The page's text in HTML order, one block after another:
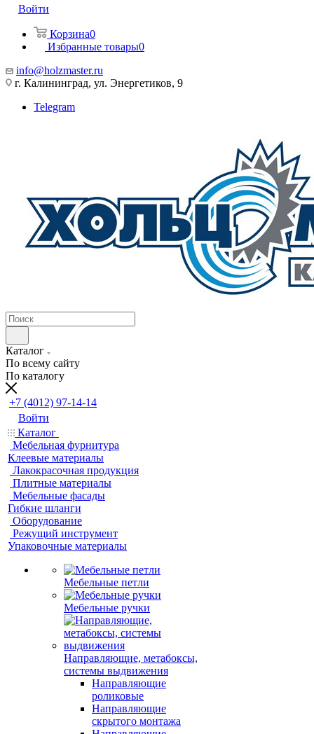
Войти
Корзина0
Избранные товары0
info@holzmaster.ru
г. Калининград, ул. Энергетиков, 9
Telegram
Каталог
По всему сайту
По каталогу
+7 (4012) 97-14-14
Войти
Каталог
Мебельная фурнитура
Клеевые материалы
Лакокрасочная продукция
Плитные материалы
Мебельные фасады
Гибкие шланги
Оборудование
Режущий инструмент
Упаковочные материалы
Мебельные петли
Мебельные ручки
Направляющие, метабоксы,
системы выдвижения
Направляющие
роликовые
Направляющие
скрытого монтажа